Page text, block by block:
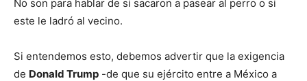
No son para hablar de si sacaron a pasear al perro o si
este le ladró al vecino.
Si entendemos esto, debemos advertir que la exigencia
de Donald Trump -de que su ejército entre a México a